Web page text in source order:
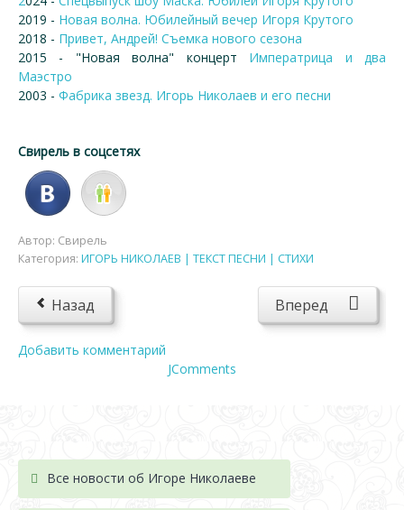
2019 - Новая волна. Юбилейный вечер Игоря Крутого
2018 - Привет, Андрей! Съемка нового сезона
2015 - "Новая волна" концерт Императрица и два
Маэстро
2003 - Фабрика звезд. Игорь Николаев и его песни
Свирель в соцсетях
Автор: Свирель
Категория: ИГОРЬ НИКОЛАЕВ | ТЕКСТ ПЕСНИ | СТИХИ
Назад Вперед
Добавить комментарий
JComments
Все новости об Игоре Николаеве